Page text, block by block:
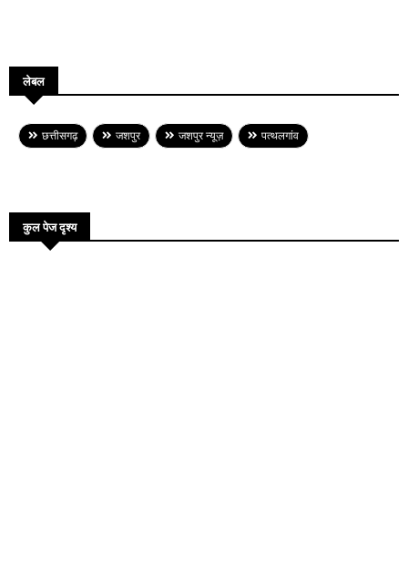
लेबल
छत्तीसगढ़ जशपुर जशपुर न्यूज़ पत्थलगांव
कुल पेज दृश्य